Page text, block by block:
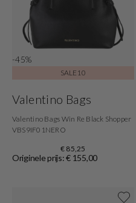
-45%
SALE10
Valentino Bags
Valentino Bags Win Re Black Shopper
VBS9IF01NERO
€ 85,25
Originele prijs: € 155,00